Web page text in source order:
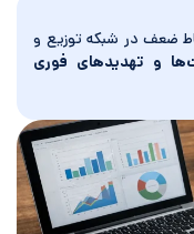
ضعف در شبکه توزیع و
و تهدیدهای فوری